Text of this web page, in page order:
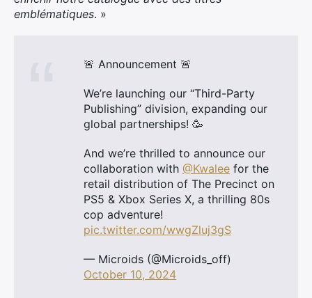
emblématiques. »
🚨 Announcement 🚨
We’re launching our “Third-Party
Publishing” division, expanding our
global partnerships! 🥳
And we’re thrilled to announce our
collaboration with @Kwalee for the
retail distribution of The Precinct on
PS5 & Xbox Series X, a thrilling 80s
cop adventure!
pic.twitter.com/wwgZluj3gS
— Microids (@Microids_off)
October 10, 2024